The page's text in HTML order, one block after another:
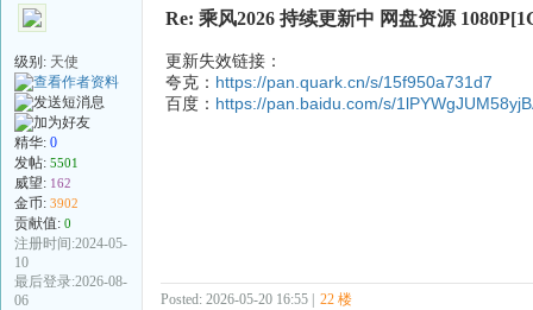
级别: 天使
精华: 0
发帖: 5501
威望: 162
金币: 3902
贡献值: 0
注册时间:2024-05-
10
最后登录:2026-08-
06
Re: 乘风2026 持续更新中 网盘资源
更新失效链接：
夸克： https://pan.quark.cn/s/15f950a731d7
百度： https://pan.baidu.com/s/
Posted: 2026-05-20 16:55 | 22 楼